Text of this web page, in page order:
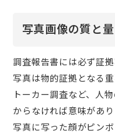
写真画像の質と量
調査報告書には必ず証
写真は物的証拠となる
トーカー調査など、人
からなければ意味があり
写真に写った顔がピン